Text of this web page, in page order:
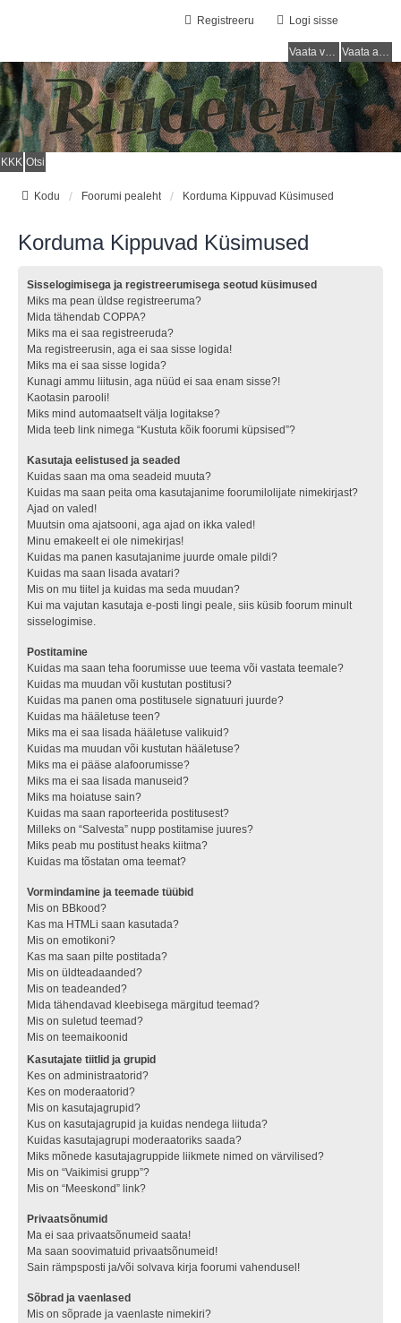
Logi sisse
Registreeru
Vaata vastamata teemasi Vaata aktiivseid teemasid
KKK Otsi
Kodu Foorumi pealeht Korduma Kippuvad Küsimused
Korduma Kippuvad Küsimused
Sisselogimisega ja registreerumisega seotud küsimused
Miks ma pean üldse registreeruma?
Mida tähendab COPPA?
Miks ma ei saa registreeruda?
Ma registreerusin, aga ei saa sisse logida!
Miks ma ei saa sisse logida?
Kunagi ammu liitusin, aga nüüd ei saa enam sisse?!
Kaotasin parooli!
Miks mind automaatselt välja logitakse?
Mida teeb link nimega “Kustuta kõik foorumi küpsised”?
Kasutaja eelistused ja seaded
Kuidas saan ma oma seadeid muuta?
Kuidas ma saan peita oma kasutajanime foorumilolijate nimekirjast?
Ajad on valed!
Muutsin oma ajatsooni, aga ajad on ikka valed!
Minu emakeelt ei ole nimekirjas!
Kuidas ma panen kasutajanime juurde omale pildi?
Kuidas ma saan lisada avatari?
Mis on mu tiitel ja kuidas ma seda muudan?
Kui ma vajutan kasutaja e-posti lingi peale, siis küsib foorum minult
sisselogimise.
Postitamine
Kuidas ma saan teha foorumisse uue teema või vastata teemale?
Kuidas ma muudan või kustutan postitusi?
Kuidas ma panen oma postitusele signatuuri juurde?
Kuidas ma hääletuse teen?
Miks ma ei saa lisada hääletuse valikuid?
Kuidas ma muudan või kustutan hääletuse?
Miks ma ei pääse alafoorumisse?
Miks ma ei saa lisada manuseid?
Miks ma hoiatuse sain?
Kuidas ma saan raporteerida postitusest?
Milleks on “Salvesta” nupp postitamise juures?
Miks peab mu postitust heaks kiitma?
Kuidas ma tõstatan oma teemat?
Vormindamine ja teemade tüübid
Mis on BBkood?
Kas ma HTMLi saan kasutada?
Mis on emotikoni?
Kas ma saan pilte postitada?
Mis on üldteadaanded?
Mis on teadeanded?
Mida tähendavad kleebisega märgitud teemad?
Mis on suletud teemad?
Mis on teemaikoonid
Kasutajate tiitlid ja grupid
Kes on administraatorid?
Kes on moderaatorid?
Mis on kasutajagrupid?
Kus on kasutajagrupid ja kuidas nendega liituda?
Kuidas kasutajagrupi moderaatoriks saada?
Miks mõnede kasutajagruppide liikmete nimed on värvilised?
Mis on “Vaikimisi grupp”?
Mis on “Meeskond” link?
Privaatsõnumid
Ma ei saa privaatsõnumeid saata!
Ma saan soovimatuid privaatsõnumeid!
Sain rämpsposti ja/või solvava kirja foorumi vahendusel!
Sõbrad ja vaenlased
Mis on sõprade ja vaenlaste nimekiri?